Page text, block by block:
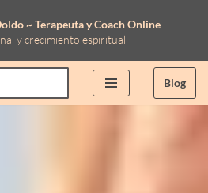
~ Terapeuta y Coach Online
y crecimiento espiritual
Blog